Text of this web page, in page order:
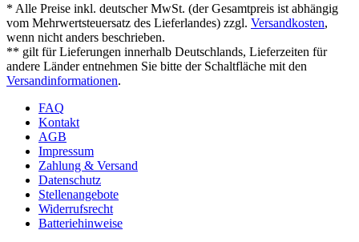
* Alle Preise inkl. deutscher MwSt. (der Gesamtpreis ist abhängig
vom Mehrwertsteuersatz des Lieferlandes) zzgl. Versandkosten,
wenn nicht anders beschrieben.
** gilt für Lieferungen innerhalb Deutschlands, Lieferzeiten für
andere Länder entnehmen Sie bitte der Schaltfläche mit den
Versandinformationen.
FAQ
Kontakt
AGB
Impressum
Zahlung & Versand
Datenschutz
Stellenangebote
Widerrufsrecht
Batteriehinweise